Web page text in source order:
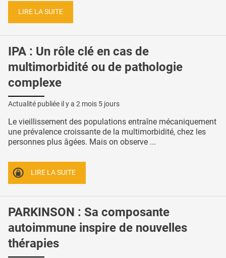
LIRE LA SUITE
IPA : Un rôle clé en cas de
multimorbidité ou de pathologie
complexe
Actualité publiée il y a 2 mois 5 jours
Le vieillissement des populations entraîne mécaniquement
une prévalence croissante de la multimorbidité, chez les
personnes plus âgées. Mais on observe ...
LIRE LA SUITE
PARKINSON : Sa composante
autoimmune inspire de nouvelles
thérapies